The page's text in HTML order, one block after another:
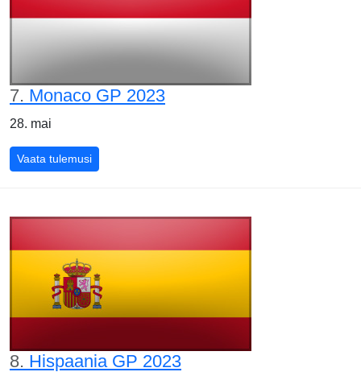
7. Monaco GP 2023
28. mai
Vaata tulemusiMonaco GP 2023
8. Hispaania GP 2023